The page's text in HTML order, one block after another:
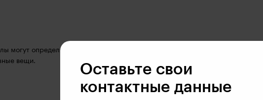
могут определять не только действия, но и состояния. Они тоже могут быть
вещи.
Оставьте свои
контактные данные